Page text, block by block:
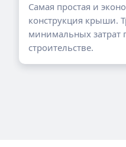
Самая простая и
конструкция крыши.
минимальных затрат
строительстве.